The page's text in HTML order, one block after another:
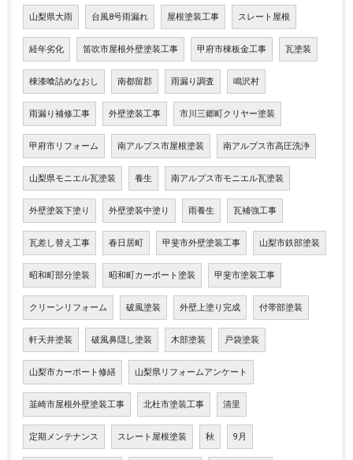
山梨県大雨 台風8号雨漏れ 屋根塗装工事 スレート屋根
経年劣化 笛吹市屋根外壁塗装工事 甲府市棟板金工事 瓦塗装
棟漆喰詰めなおし 南都留郡 雨漏り調査 鳴沢村
雨漏り補修工事 外壁塗装工事 市川三郷町クリヤー塗装
甲府市リフォーム 南アルプス市屋根塗装 南アルプス市高圧洗浄
山梨県モニエル瓦塗装 養生 南アルプス市モニエル瓦塗装
外壁塗装下塗り 外壁塗装中塗り 雨養生 瓦補強工事
瓦差し替え工事 春日居町 甲斐市外壁塗装工事 山梨市鉄部塗装
昭和町部分塗装 昭和町カーポート塗装 甲斐市塗装工事
クリーンリフォーム 破風塗装 外壁上塗り完成 付帯部塗装
軒天井塗装 破風鼻隠し塗装 木部塗装 戸袋塗装
山梨市カーポート修繕 山梨県リフォームアンケート
韮崎市屋根外壁塗装工事 北杜市塗装工事 清里
定期メンテナンス スレート屋根塗装 秋 9月